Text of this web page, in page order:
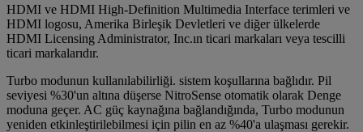
HDMI ve HDMI High-Definition Multimedia Interface terimleri ve
HDMI logosu, Amerika Birleşik Devletleri ve diğer ülkelerde
HDMI Licensing Administrator, Inc.ın ticari markaları veya tescilli
ticari markalarıdır.
Turbo modunun kullanılabilirliği. sistem koşullarına bağlıdır. Pil
seviyesi %30'un altına düşerse NitroSense otomatik olarak Denge
moduna geçer. AC güç kaynağına bağlandığında, Turbo modunun
yeniden etkinleştirilebilmesi için pilin en az %40'a ulaşması gerekir.